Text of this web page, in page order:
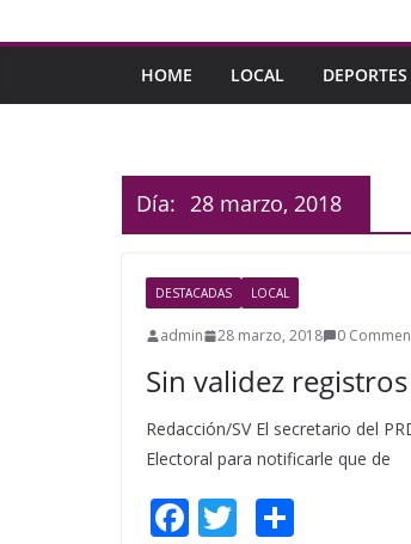
HOME LOCAL DEPORTES
Día: 28 marzo, 2018
DESTACADAS LOCAL
admin 28 marzo, 2018 0
Sin validez
Redacción/SV El secretario del
Electoral para notificarle que de
F T